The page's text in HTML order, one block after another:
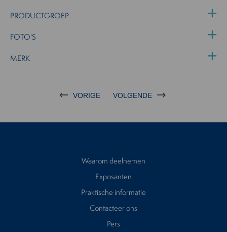
PRODUCTGROEP
FOTO'S
MERK
VORIGE VOLGENDE
Waarom deelnemen
Exposanten
Praktische informatie
Contacteer ons
Pers